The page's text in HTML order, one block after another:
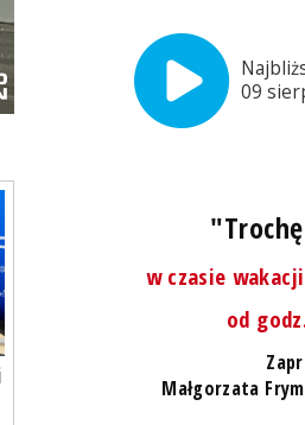
09
w czasie
od
Małgorzata